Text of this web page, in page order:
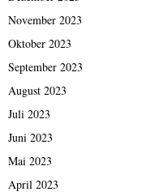
November 2023
Oktober 2023
September 2023
August 2023
Juli 2023
Juni 2023
Mai 2023
April 2023